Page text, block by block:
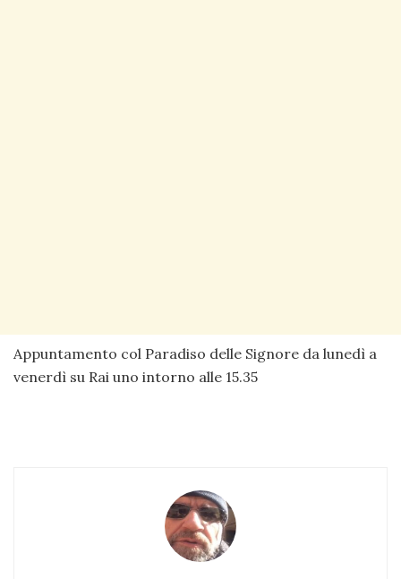
Appuntamento col Paradiso delle Signore da lunedì a
venerdì su Rai uno intorno alle 15.35